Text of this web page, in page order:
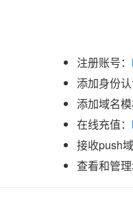
注册账号：
添加身份认
添加域名模
在线充值：
接收push域
查看和管理